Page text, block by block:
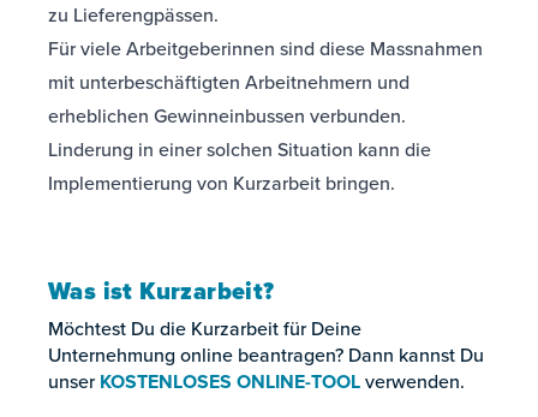
zu Lieferengpässen.
Für viele Arbeitgeberinnen sind diese Massnahmen
mit unterbeschäftigten Arbeitnehmern und
erheblichen Gewinneinbussen verbunden.
Linderung in einer solchen Situation kann die
Implementierung von Kurzarbeit bringen.
Was ist Kurzarbeit?
Möchtest Du die Kurzarbeit für Deine
Unternehmung online beantragen? Dann kannst Du
unserKOSTENLOSES ONLINE-TOOLverwenden.